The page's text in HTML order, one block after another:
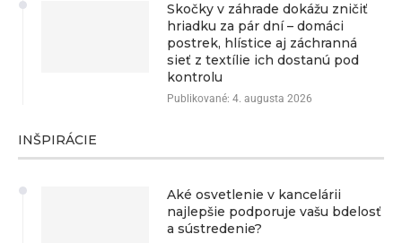
Skočky v záhrade dokážu zničiť
hriadku za pár dní – domáci
postrek, hlístice aj záchranná
sieť z textílie ich dostanú pod
kontrolu
Publikované: 4. augusta 2026
INŠPIRÁCIE
Aké osvetlenie v kancelárii
najlepšie podporuje vašu bdelosť
a sústredenie?